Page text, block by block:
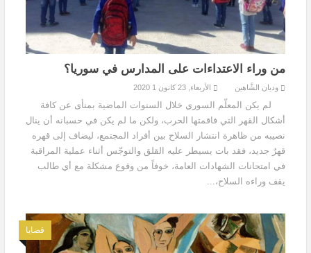
من وراء الاعتداءات على المدارس في سوريا؟
وديان الشَّاهين الأربعاء, 23 كانون 1 2020
لم يكن المعلّم السوري خلال السنوات الماضية بمنأى عن كافة
أشكال القهر التي فاقمتها الحرب، ولكن ما لم يكن في حسبانه أن ينال
نصيبه من ظاهرة انتشار السلاح بين أفراد المجتمع، ليضاف إلى قهره
قهرٌ جديد، فقد بات يسيطر عليه القلق والتوجّس أثناء عملية المراقبة
في امتحانات الشهادات العامة، خوفاً من وقوع مشكلة مع أي طالب
يقف وراءه السلاح،...
قضايا